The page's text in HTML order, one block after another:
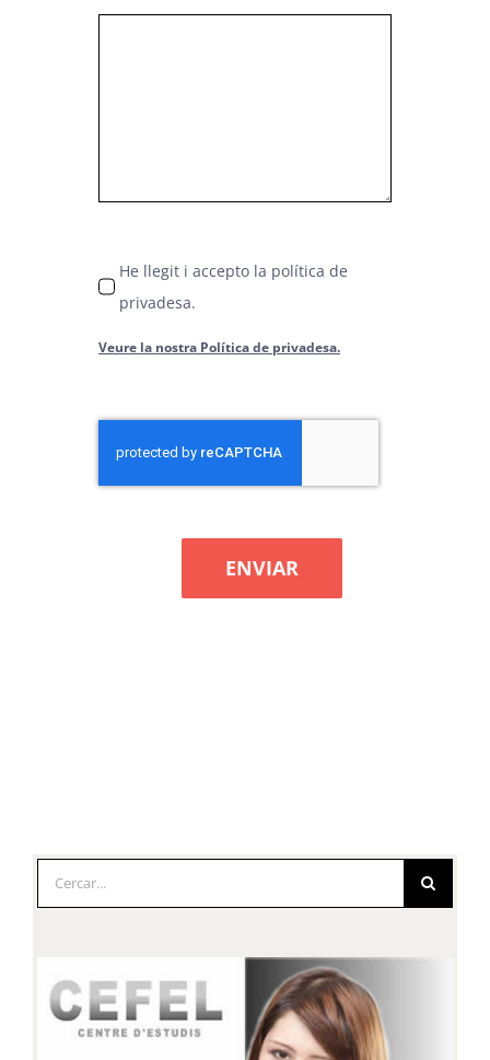
He llegit i accepto la política de
privadesa.
Veure la nostra Política de privadesa.
ENVIAR
…